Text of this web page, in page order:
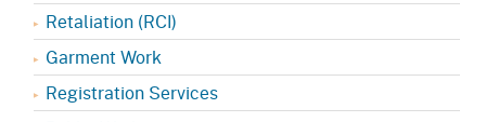
Retaliation (RCI)
Garment Work
Registration Services